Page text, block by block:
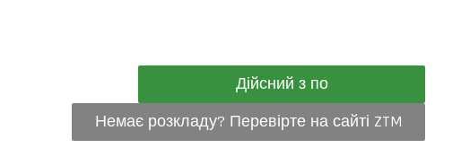
Дійсний з по
Немає розкладу? Перевірте на сайті ZTM